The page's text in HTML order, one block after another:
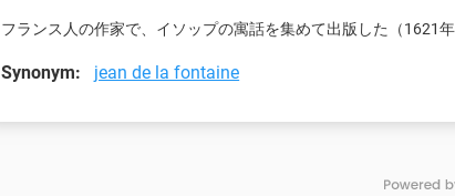
フランス人の作家で、イソップの寓話を集めて出版した（1621年
Synonym: jean de la fontaine